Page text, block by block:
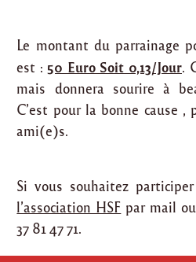
Le montant du parrainage
est : 50 Euro Soit 0,13/Jour.
mais donnera sourire à
C’est pour la bonne cause
ami(e)s.
Si vous souhaitez
l’association HSF par mail
37 81 47 71.